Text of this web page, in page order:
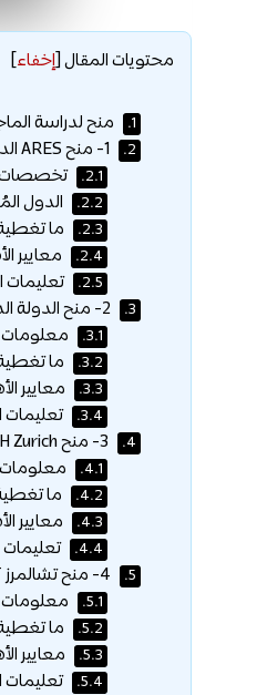
محتويات المقال[إخفاء]
1. منح لدراسة
2.
2.1. تخصصات
2.2. الدول
2.3. ما
2.4. معايير
2.5. تعليمات
3.
3.1.
3.2. ما
3.3. معايير
3.4. تعليمات
4.
4.1.
4.2. ما
4.3. معايير
4.4. تعليمات
5.
5.1.
5.2. ما
5.3. معايير
5.4. تعليمات